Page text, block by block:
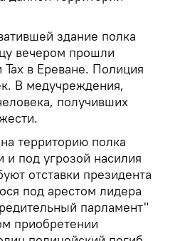
здание полка
вечером прошли
в Ереване. Полиция
В медучреждения,
получивших
территорию полка
под угрозой насилия
отставки президента
под арестом лидера
парламент"
приобретении